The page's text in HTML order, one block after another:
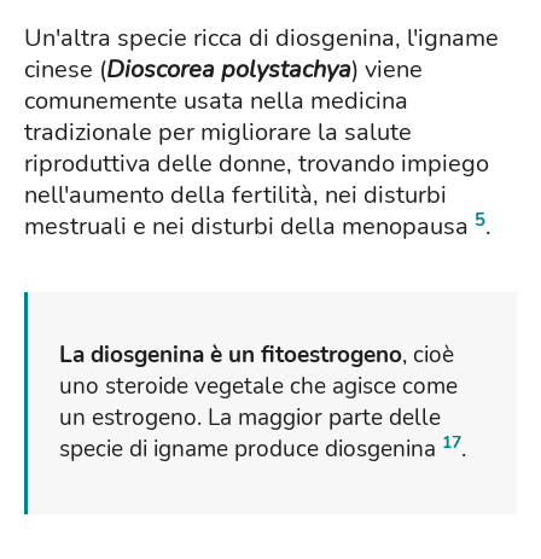
Un'altra specie ricca di diosgenina, l'igname
cinese (Dioscorea polystachya) viene
comunemente usata nella medicina
tradizionale per migliorare la salute
riproduttiva delle donne, trovando impiego
nell'aumento della fertilità, nei disturbi
mestruali e nei disturbi della menopausa 5.
La diosgenina è un fitoestrogeno, cioè
uno steroide vegetale che agisce come
un estrogeno. La maggior parte delle
specie di igname produce diosgenina 17.